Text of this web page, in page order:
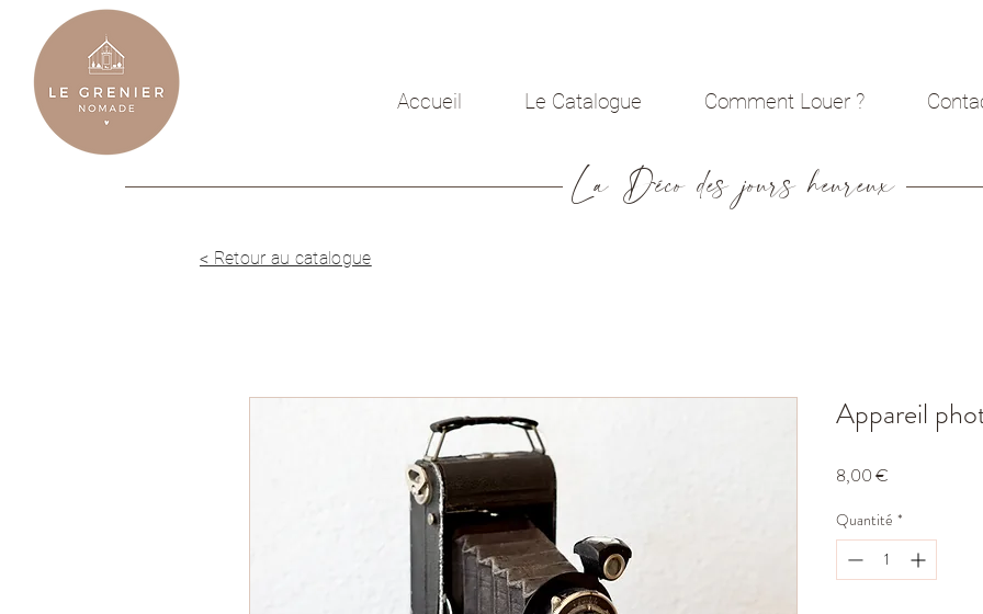
Accueil Le Catalogue Comment Louer ?
La Déco des jours heureux
Appareil
8,00 €
Quantité *
< Retour au catalogue